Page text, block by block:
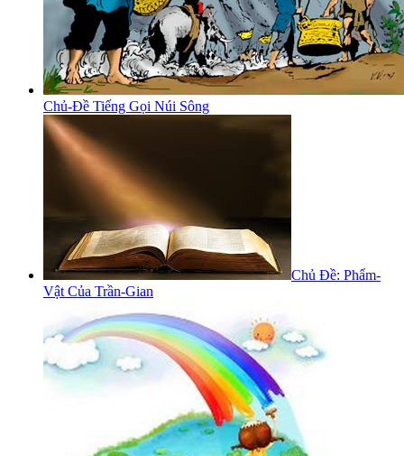
Chủ-Đề Tiếng Gọi Núi Sông
Chủ Đề: Phẩm-
Vật Của Trần-Gian